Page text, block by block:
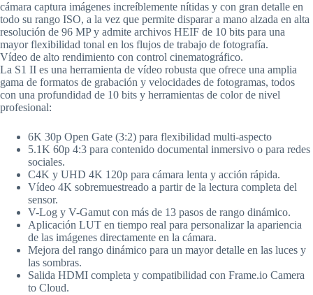
cámara captura imágenes increíblemente nítidas y con gran detalle en
todo su rango ISO, a la vez que permite disparar a mano alzada en alta
resolución de 96 MP y admite archivos HEIF de 10 bits para una
mayor flexibilidad tonal en los flujos de trabajo de fotografía.
Vídeo de alto rendimiento con control cinematográfico.
La S1 II es una herramienta de vídeo robusta que ofrece una amplia
gama de formatos de grabación y velocidades de fotogramas, todos
con una profundidad de 10 bits y herramientas de color de nivel
profesional:
6K 30p Open Gate (3:2) para flexibilidad multi-aspecto
5.1K 60p 4:3 para contenido documental inmersivo o para redes
sociales.
C4K y UHD 4K 120p para cámara lenta y acción rápida.
Vídeo 4K sobremuestreado a partir de la lectura completa del
sensor.
V-Log y V-Gamut con más de 13 pasos de rango dinámico.
Aplicación LUT en tiempo real para personalizar la apariencia
de las imágenes directamente en la cámara.
Mejora del rango dinámico para un mayor detalle en las luces y
las sombras.
Salida HDMI completa y compatibilidad con Frame.io Camera
to Cloud.